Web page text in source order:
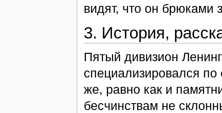
видят, что он брюками
3. История,
Пятый дивизион
специализировался
же, равно как и
бесчинствам не